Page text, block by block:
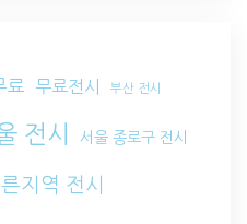
료 무료전시 부산 전시
전시 서울 종로구 전시
지역 전시